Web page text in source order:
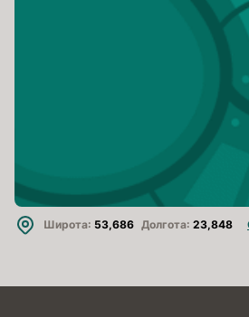
Широта: 53,686 Долгота: 23,848